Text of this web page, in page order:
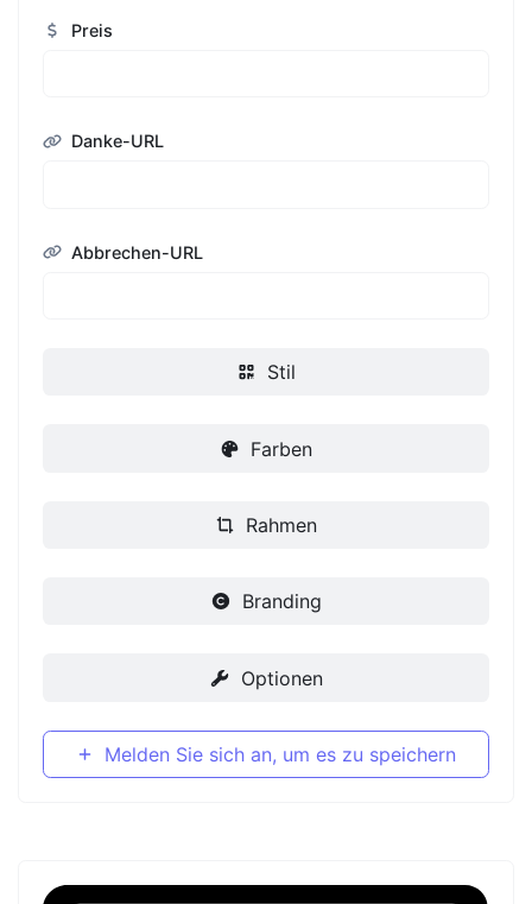
Preis
Danke-URL
Abbrechen-URL
Stil
Farben
Rahmen
Branding
Optionen
Melden Sie sich an, um es zu speichern